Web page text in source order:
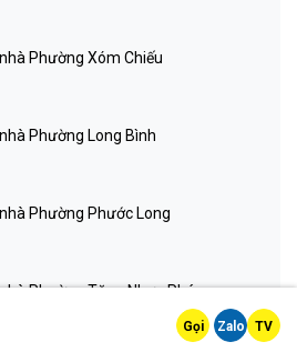
Phường Xóm Chiếu
Phường Long Bình
Phường Phước Long
Phường Tăng Nhơn Phú
Gọi Zalo TV